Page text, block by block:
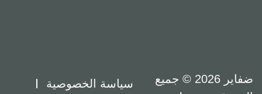
ضفاير 2026 © جميع
سياسة الخصوصية